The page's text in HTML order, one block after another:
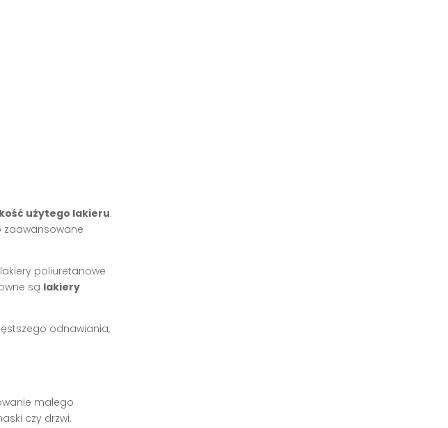
użytego lakieru.
zaawansowane
poliuretanowe
są lakiery
odnawiania,
małego
czy drzwi.